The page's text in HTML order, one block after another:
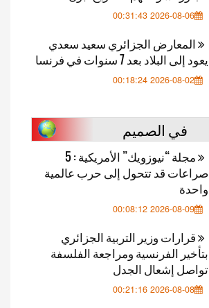
2026-08-06 00:31:43
المعارض الجزائري سعيد سعدي
يعود إلى البلاد بعد 7 سنوات في فرنسا
2026-08-02 00:18:24
في الصميم
مجلة “نيوزويك” الأمريكية : 5
صراعات قد تتحول إلى حرب عالمية
واحدة
2026-08-09 00:08:12
قرارات وزير التربية الجزائري
بتأخير الفرنسية ومراجعة الفلسفة
تواصل إشعال الجدل
2026-08-08 00:21:16